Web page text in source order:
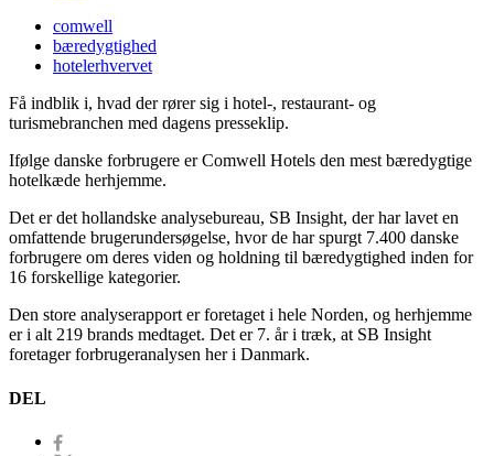
comwell
bæredygtighed
hotelerhvervet
Få indblik i, hvad der rører sig i hotel-, restaurant- og
turismebranchen med dagens presseklip.
Ifølge danske forbrugere er Comwell Hotels den mest bæredygtige
hotelkæde herhjemme.
Det er det hollandske analysebureau, SB Insight, der har lavet en
omfattende brugerundersøgelse, hvor de har spurgt 7.400 danske
forbrugere om deres viden og holdning til bæredygtighed inden for
16 forskellige kategorier.
Den store analyserapport er foretaget i hele Norden, og herhjemme
er i alt 219 brands medtaget. Det er 7. år i træk, at SB Insight
foretager forbrugeranalysen her i Danmark.
DEL